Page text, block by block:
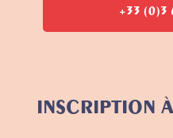
+33 (0)3
INSCRIPTION